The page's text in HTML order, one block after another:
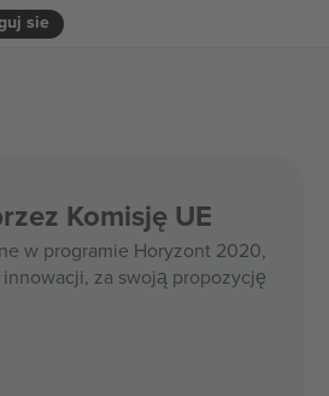
sie
Komisję UE
w programie Horyzont 2020,
za swoją propozycję